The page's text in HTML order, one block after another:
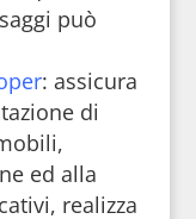
può
: assicura
di
ed alla
realizza